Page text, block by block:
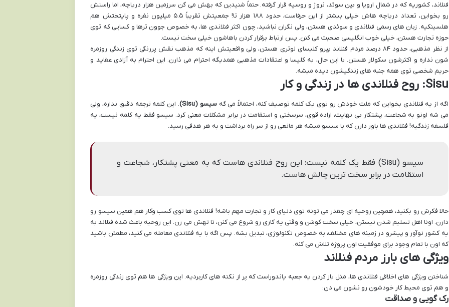
فنلاند، کشوریه که در شمال اروپا و بین سوئد، نروژ و روسیه قرار گرفته. حتماً شنیدین که بهش می گن سرزمین هزار دریاچه، اما راستش
رو بخواین، تعداد دریاچه هاش خیلی بیشتر از این حرفاست، حدود ۱۸۸ هزار تا! جمعیتش تقریباً ۵.۵ میلیون نفره و پایتختش هم
هلسینکیه. زبان های رسمی فنلاندی و سوئدی هستن، ولی نگران نباشید، چون اکثر فنلاندی ها، به خصوص جوون ترها و کسایی که توی
حوزه تجارت هستن، خیلی خوب انگلیسی صحبت می کنن. پس ارتباط برقرار کردن باهاشون خیلی سخت نیست.
از نظر مذهبی، حدود ۸۴ درصد مردم فنلاند پیرو کلیسای لوتری هستن، ولی واقعیتش اینه که مذهب نقش پررنگی توی زندگی روزمره
شون نداره و اکثرشون سکولار هستن. با این حال، به کلیسا و اعتقادات مذهبی همدیگه احترام می ذارن. این احترام به آزادی عقاید و
حریم شخصی توی همه جنبه های زندگیشون دیده میشه.
Sisu: روح فنلاندی ها در زندگی و کار
اگه از یه فنلاندی بخواین که ملت خودش رو توی یک کلمه توصیف کنه، احتمالاً می گهسیسو (Sisu)
. این کلمه ترجمه دقیق نداره، ولی
می شه اونو به شجاعت، پشتکار بی نهایت، اراده قوی، سرسختی و استقامت در برابر مشکلات معنی کرد. سیسو فقط یه کلمه نیست، یه
فلسفه زندگیه! فنلاندی ها باور دارن که با سیسو میشه هر مانعی رو از سر راه برداشت و به هر هدفی رسید.
سیسو (Sisu) فقط یک کلمه نیست؛ این روح فنلاندی هاست که به معنی پشتکار، شجاعت و
استقامت در برابر سخت ترین چالش هاست.
حالا فکرش رو بکنید، همچین روحیه ای چقدر می تونه توی دنیای کار و تجارت مهم باشه! فنلاندی ها توی کسب وکار هم همین سیسو رو
دارن. اونا اهل تسلیم شدن نیستن، خیلی سخت کوشن و وقتی یه کاری رو شروع می کنن، تا تهش می رن. این روحیه باعث شده فنلاند به
یه کشور نوآور و پیشرو در زمینه های مختلف، به خصوص تکنولوژی، تبدیل بشه. پس اگه با یه فنلاندی معامله می کنید، مطمئن باشید
که اون با تمام وجود برای موفقیت اون پروژه تلاش می کنه.
ویژگی های بارز مردم فنلاند
شناختن ویژگی های اخلاقی فنلاندی ها، مثل باز کردن یه جعبه پاندوراست که پر از نکته های کاربردیه. این ویژگی ها هم توی زندگی روزمره
و هم توی محیط کار خودشون رو نشون می دن:
رک گویی و صداقت